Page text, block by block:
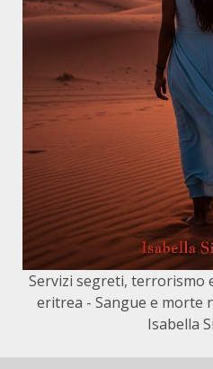
Servizi segreti, terrorismo
eritrea - Sangue e morte
Isabella